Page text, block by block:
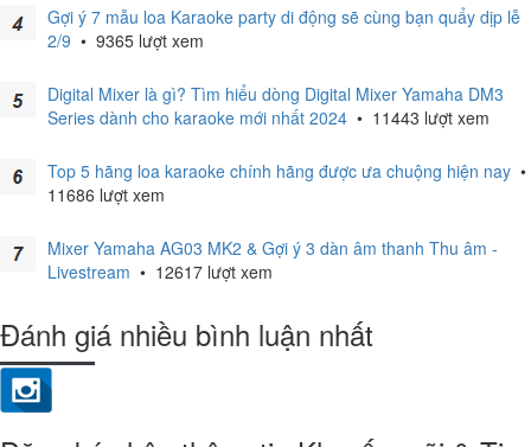
Gợi ý 7 mẫu loa Karaoke party di động sẽ cùng bạn quẩy dịp lễ
2/9 • 9365 lượt xem
Digital Mixer là gì? Tìm hiểu dòng Digital Mixer Yamaha DM3
Series dành cho karaoke mới nhất 2024 • 11443 lượt xem
Top 5 hãng loa karaoke chính hãng được ưa chuộng hiện nay •
11686 lượt xem
Mixer Yamaha AG03 MK2 & Gợi ý 3 dàn âm thanh Thu âm -
Livestream • 12617 lượt xem
Đánh giá nhiều bình luận nhất